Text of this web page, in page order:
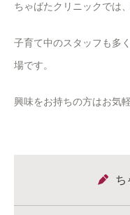
ちゃばたクリニックでは
子育て中のスタッフも多
場です。
興味をお持ちの方はお気
ち